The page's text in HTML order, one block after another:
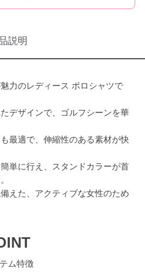
説明
力のレディース ポロシャツで
デザインで、ゴルフシーンを華
最適で、伸縮性のある素材が快
単に行え、スタンドカラーが首
えた、アクティブな女性のため
ム特徴